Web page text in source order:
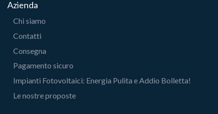
Azienda
Chi siamo
Contatti
Consegna
Pagamento sicuro
Impianti Fotovoltaici: Energia Pulita e Addio Bolletta!
Le nostre proposte